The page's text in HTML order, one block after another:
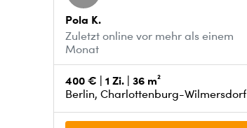
Pola K.
Zuletzt online vor mehr als einem
Monat
400 € | 1 Zi. | 36 m²
Berlin, Charlottenburg-Wilmersdorf